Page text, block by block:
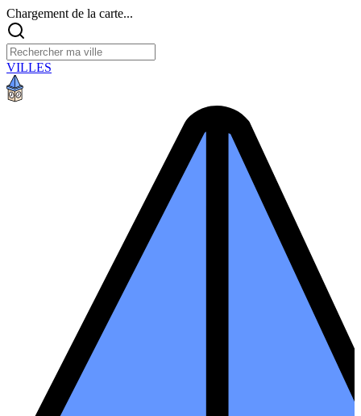
Chargement de la carte...
VILLES